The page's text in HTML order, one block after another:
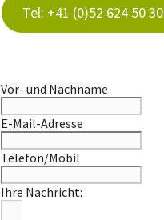
Tel: +41 (0)52 624 50 30
Vor- und Nachname
E-Mail-Adresse
Telefon/Mobil
Ihre Nachricht: